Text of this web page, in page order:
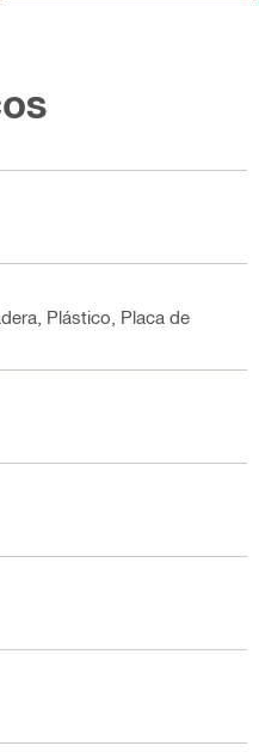
Plástico, Placa de